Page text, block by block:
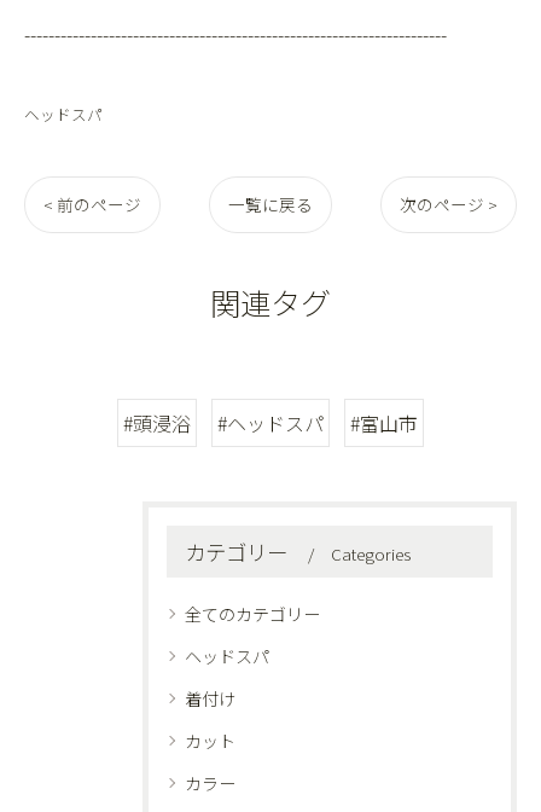
----------------------------------------------------------------------
ヘッドスパ
< 前のページ 一覧に戻る 次のページ >
関連タグ
#頭浸浴 #ヘッドスパ #富山市
カテゴリー Categories
全てのカテゴリー
ヘッドスパ
着付け
カット
カラー